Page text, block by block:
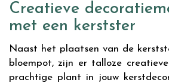
Creatieve
met een kerstster
Naast het plaatsen van de
bloempot, zijn er talloze
prachtige plant in jouw